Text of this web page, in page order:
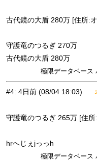
古代鏡の大盾 280万 [住所:
守護竜のつるぎ 270万
古代鏡の大盾 280万
極限データベース
#4: 4日前 (08/04 18:03)
守護竜のつるぎ 265万 [住
hrへじぇjっっh
極限データベース